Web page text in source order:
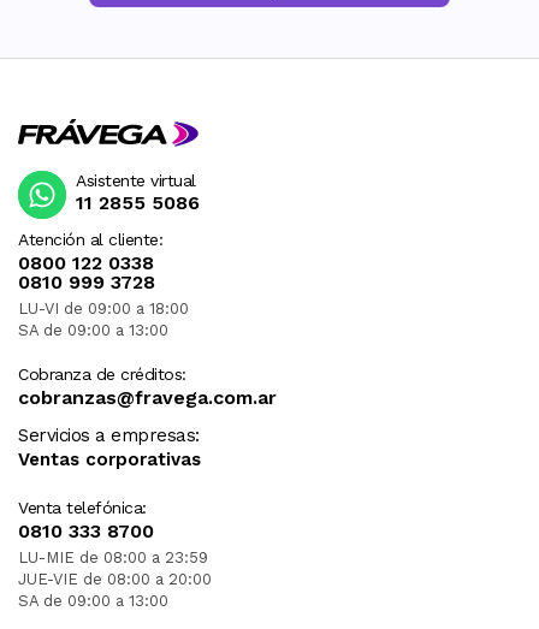
Atención al cliente:
0800 122 0338
0810 999 3728
LU-VI de 09:00 a 18:00
SA de 09:00 a 13:00
Cobranza de créditos:
cobranzas@fravega.com.ar
Servicios a empresas:
Ventas corporativas
Venta telefónica:
0810 333 8700
LU-MIE de 08:00 a 23:59
JUE-VIE de 08:00 a 20:00
SA de 09:00 a 13:00
Asistente virtual
11 2855 5086